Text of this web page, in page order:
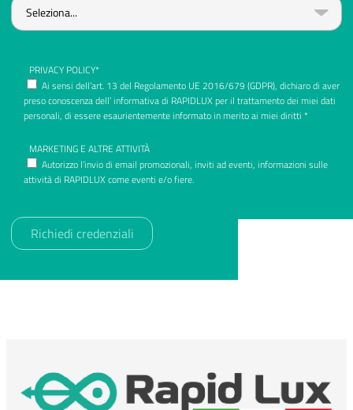
PRIVACY POLICY*
Ai sensi dell’art. 13 del Regolamento UE 2016/679 (GDPR), dichiaro di aver
preso conoscenza dell’ informativa di RAPIDLUX per il trattamento dei miei dati
personali, di essere esaurientemente informato in merito ai miei diritti *
MARKETING E ALTRE ATTIVITÀ
Autorizzo l’invio di email promozionali, inviti ad eventi, informazioni sulle
attività di RAPIDLUX come eventi e/o fiere.